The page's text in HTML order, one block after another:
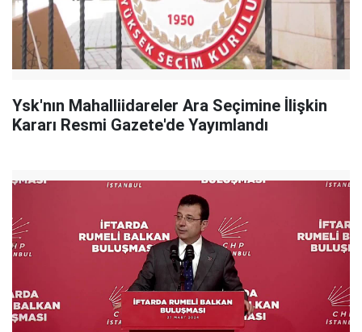
Ysk'nın Mahalliidareler Ara Seçimine İlişkin
Kararı Resmi Gazete'de Yayımlandı